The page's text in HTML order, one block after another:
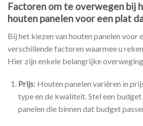
Factoren om te overwegen bij
houten panelen voor een plat
Bij het kiezen van houten panelen voor
verschillende factoren waarmee u
Hier zijn enkele belangrijke
Prijs: Houten panelen variëren in
type en de kwaliteit. Stel een
panelen die binnen dat budget